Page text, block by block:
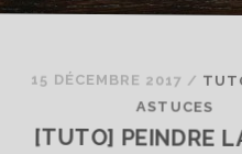
15 DÉCEMBRE 2017 /
ASTUCES
[TUTO] PEINDRE